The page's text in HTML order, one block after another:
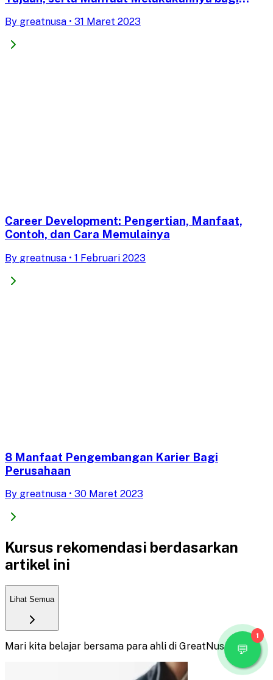
By greatnusa • 31 Maret 2023
Career Development: Pengertian, Manfaat,
Contoh, dan Cara Memulainya
By greatnusa • 1 Februari 2023
8 Manfaat Pengembangan Karier Bagi
Perusahaan
By greatnusa • 30 Maret 2023
Kursus rekomendasi berdasarkan
artikel ini
Lihat Semua
Mari kita belajar bersama para ahli di GreatNusa
1